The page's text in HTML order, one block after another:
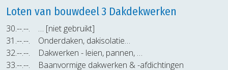
Loten van bouwdeel 3 Dakdekwerken
30.--.--.
… [niet gebruikt]
31.--.--.
Onderdaken, dakisolatie…
32.--.--.
Dakwerken - leien, pannen, …
33.--.--.
Baanvormige dakwerken & -afdichtingen